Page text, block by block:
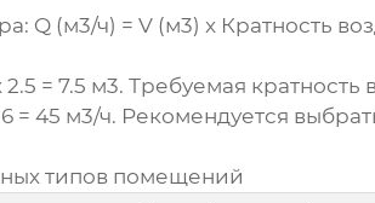
: Q (м3/ч) = V (м3) x Кратность
= 7.5 м3. Требуемая
45 м3/ч. Рекомендуется
типов помещений